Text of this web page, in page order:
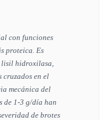
con funciones
proteica. Es
hidroxilasa,
cruzados en el
mecánica del
de 1-3 g/día han
de brotes